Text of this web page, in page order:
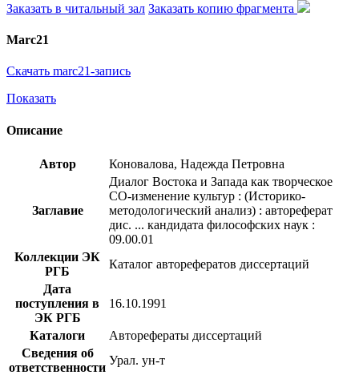
Заказать в читальный зал Заказать копию фрагмента
Marc21
Скачать marc21-запись
Показать
Описание
Автор Коновалова, Надежда Петровна
Заглавие
Диалог Востока и Запада как творческое
СО-изменение культур : (Историко-
методологический анализ) : автореферат
дис. ... кандидата философских наук :
09.00.01
Коллекции ЭК
РГБ
Каталог авторефератов диссертаций
Дата
поступления в
ЭК РГБ
16.10.1991
Каталоги
Авторефераты диссертаций
Сведения об
ответственности
Урал. ун-т